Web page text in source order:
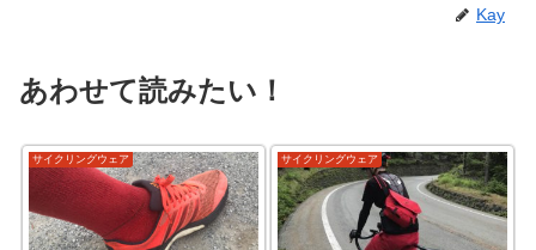
Kay
あわせて読みたい！
サイクリングウェア サイクリングウェア